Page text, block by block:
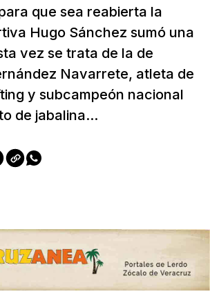
que sea reabierta la
Hugo Sánchez sumó una
vez se trata de la de
Navarrete, atleta de
y subcampeón nacional
de jabalina...